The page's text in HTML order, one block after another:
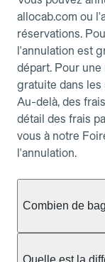
allocab.com ou
réservations.
l'annulation est
départ. Pour
gratuite dans les
Au-delà, des
détail des frais
vous à notre
l'annulation.
Combien de
taxi berline
Quelle est la